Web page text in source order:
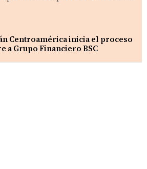
Centroamérica inicia el proceso
a Grupo Financiero BSC